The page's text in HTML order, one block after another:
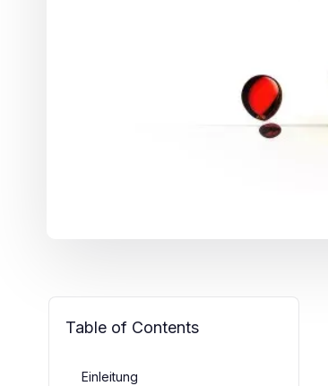
Table of Contents
Einleitung